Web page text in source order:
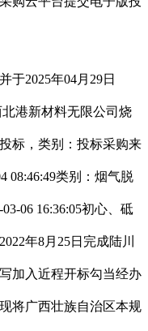
2025年04月29日
港新材料无限公司烧
标，类别：投标采购来
08:46:49类别：烟气脱
06 16:36:05初心、砥
年8月25日完成陆川
加入近程开标勾当经办
将广西壮族自治区本规